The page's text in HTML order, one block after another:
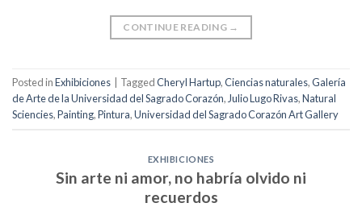
CONTINUE READING →
Posted inExhibiciones TaggedCheryl Hartup,Ciencias naturales,Galería
de Arte de la Universidad del Sagrado Corazón,Julio Lugo Rivas,Natural
Sciencies,Painting,Pintura,Universidad del Sagrado Corazón Art Gallery
EXHIBICIONES
Sin arte ni amor, no habría olvido ni
recuerdos